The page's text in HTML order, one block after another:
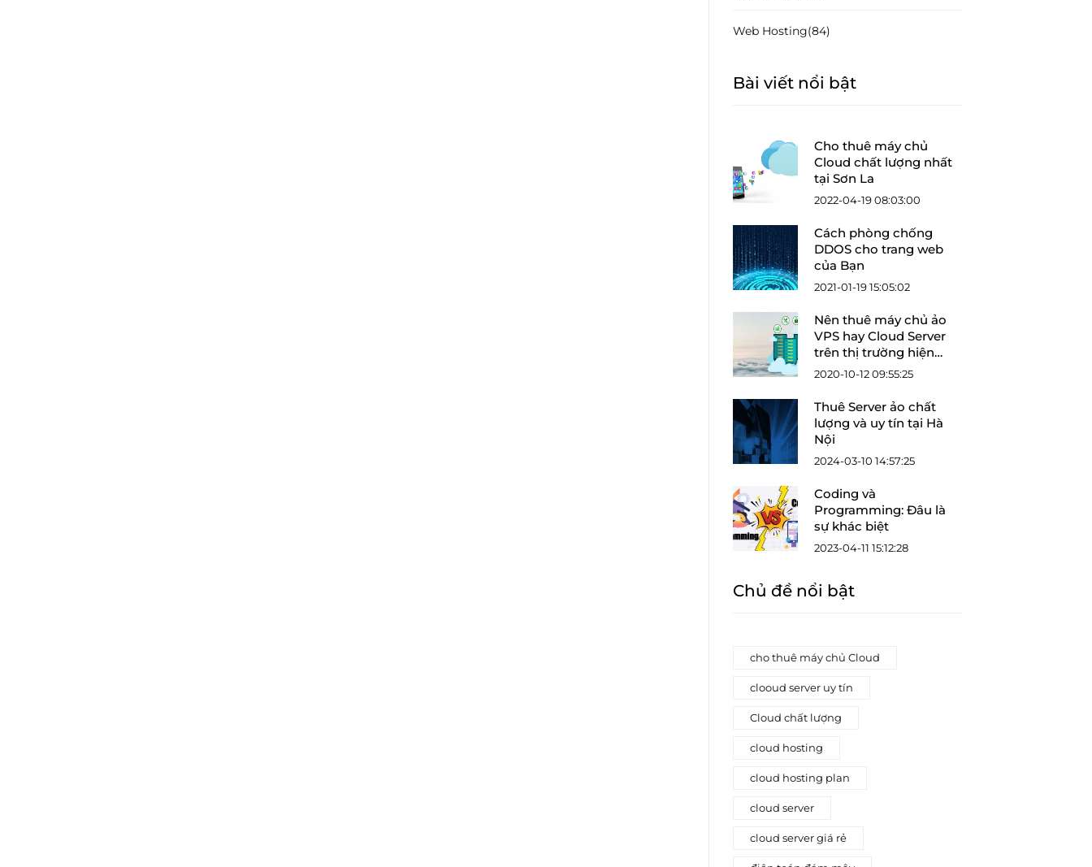
Web Hosting(84)
Bài viết nổi bật
Cho thuê máy chủ
Cloud chất lượng nhất
tại Sơn La
2022-04-19 08:03:00
Cách phòng chống
DDOS cho trang web
của Bạn
2021-01-19 15:05:02
Nên thuê máy chủ ảo
VPS hay Cloud Server
trên thị trường hiện
nay?
2020-10-12 09:55:25
Thuê Server ảo chất
lượng và uy tín tại Hà
Nội
2024-03-10 14:57:25
Coding và
Programming: Đâu là
sự khác biệt
2023-04-11 15:12:28
Chủ đề nổi bật
cho thuê máy chủ Cloud
clooud server uy tín
Cloud chất lượng
cloud hosting
cloud hosting plan
cloud server
cloud server giá rẻ